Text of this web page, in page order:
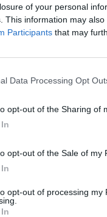
of your personal
This information may
Participants that may
Data Processing Opt
opt-out of the Sharing of
opt-out of the Sale of my
opt-out of processing my